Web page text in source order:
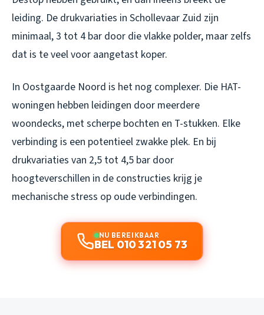
leiding. De drukvariaties in Schollevaar Zuid zijn
minimaal, 3 tot 4 bar door die vlakke polder, maar zelfs
dat is te veel voor aangetast koper.
In Oostgaarde Noord is het nog complexer. Die HAT-
woningen hebben leidingen door meerdere
woondecks, met scherpe bochten en T-stukken. Elke
verbinding is een potentieel zwakke plek. En bij
drukvariaties van 2,5 tot 4,5 bar door
hoogteverschillen in de constructies krijg je
mechanische stress op oude verbindingen.
NU BEREIKBAAR
BEL 010 321 05 73